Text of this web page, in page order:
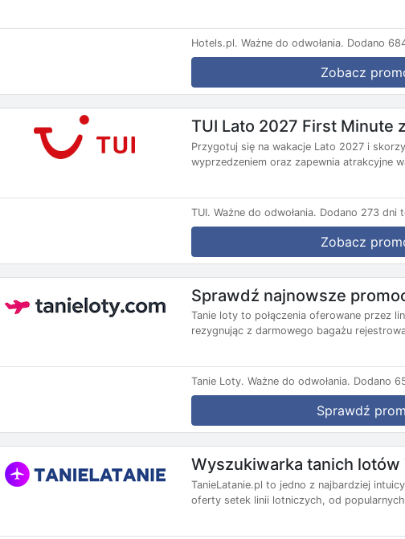
Hotels.pl. Ważne do odwołania. Dodano
Zobacz
TUI Lato 2027 First Minute
Przygotuj się na wakacje Lato 2027 i
wyprzedzeniem oraz zapewnia atrakcyjne
TUI. Ważne do odwołania. Dodano 273 dni
Zobacz
Sprawdź najnowsze
Tanie loty to połączenia oferowane przez
rezygnując z darmowego bagażu
Tanie Loty. Ważne do odwołania. Dodano
Sprawdź
Wyszukiwarka tanich lotów
TanieLatanie.pl to jedno z najbardziej
oferty setek linii lotniczych, od